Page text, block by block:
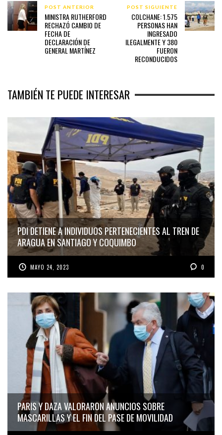
POST ANTERIOR
MINISTRA RUTHERFORD
RECHAZÓ CAMBIO DE
FECHA DE
DECLARACIÓN DE
GENERAL MARTÍNEZ
POST SIGUIENTE
COLCHANE: 1.575
PERSONAS HAN
INGRESADO
ILEGALMENTE Y 380
FUERON
RECONDUCIDOS
TAMBIÉN TE PUEDE INTERESAR
PDI DETIENE A INDIVIDUOS PERTENECIENTES AL TREN DE
ARAGUA EN SANTIAGO Y COQUIMBO
MAYO 24, 2023 0
PARIS Y DAZA VALORARON ANUNCIOS SOBRE
MASCARILLAS Y EL FIN DEL PASE DE MOVILIDAD